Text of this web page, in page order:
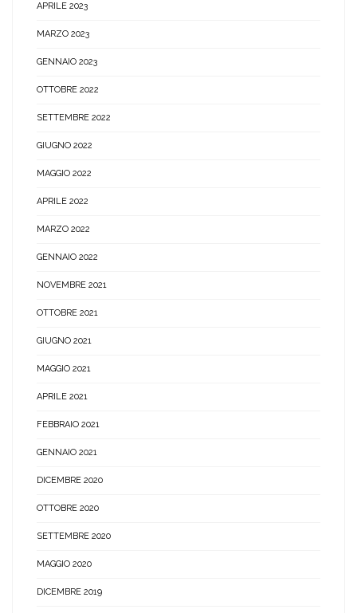
APRILE 2023
MARZO 2023
GENNAIO 2023
OTTOBRE 2022
SETTEMBRE 2022
GIUGNO 2022
MAGGIO 2022
APRILE 2022
MARZO 2022
GENNAIO 2022
NOVEMBRE 2021
OTTOBRE 2021
GIUGNO 2021
MAGGIO 2021
APRILE 2021
FEBBRAIO 2021
GENNAIO 2021
DICEMBRE 2020
OTTOBRE 2020
SETTEMBRE 2020
MAGGIO 2020
DICEMBRE 2019